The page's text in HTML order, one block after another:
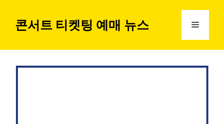
콘서트 티켓팅 예매 뉴스 메